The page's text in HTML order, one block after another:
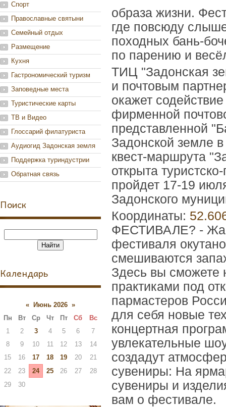
Спорт
Православные святыни
Семейный отдых
Размещение
Кухня
Гастрономический туризм
Заповедные места
Туристические карты
ТВ и Видео
Глоссарий филатуриста
Аудиогид Задонская земля
Поддержка туриндустрии
Обратная связь
Поиск
Календарь
« Июнь 2026 »
Пн
Вт Ср Чт Пт Сб
Вс
1
2 3 4 5 6
7
8
9 10 11 12 13
14
15
16 17 18 19 20
21
22
23 24 25 26 27
28
29
30
образа жизни.
где повсюду
походных бань-
по парению и
ТИЦ "Задонская
и почтовым
окажет
фирменной
представленной
Задонской земле в
квест-маршрута
открыта
пройдет 17-19
Задонского
Координаты:
ФЕСТИВАЛЕ? -
фестиваля
смешиваются
Здесь вы сможете
практиками под
пармастеров
для себя новые
концертная
увлекательные
создадут
сувениры: На
сувениры и
вам о фестивале.